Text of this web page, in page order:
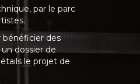
par le parc
bénéficier des
dossier de
le projet de